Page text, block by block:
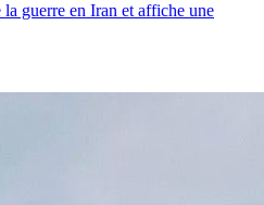
guerre en Iran et affiche une